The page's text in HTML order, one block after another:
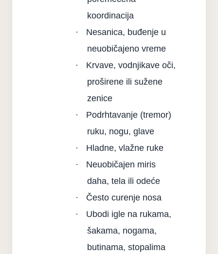
koordinacija
·
Nesanica, buđenje u
neuobičajeno vreme
·
Krvave, vodnjikave oči,
proširene ili sužene
zenice
·
Podrhtavanje (tremor)
ruku, nogu, glave
·
Hladne, vlažne ruke
·
Neuobičajen miris
daha, tela ili odeće
·
Često curenje nosa
·
Ubodi igle na rukama,
šakama, nogama,
butinama, stopalima